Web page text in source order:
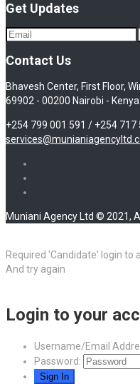
Get Updates
Contact Us
Bhavesh Center, First Floor,
69902 - 00200 Nairobi - Kenya
+254 799 001 591 / +254 717
Muniani Agency Ltd © 2021,
Required 'Candidate' login to
And try again
Login to your
Username/Email
Password: